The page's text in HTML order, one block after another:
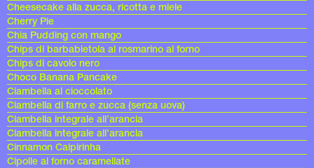
Cheesecake alla zucca, ricotta e miele
Cherry Pie
Chia Pudding con mango
Chips di barbabietola al rosmarino al forno
Chips di cavolo nero
Choco Banana Pancake
Ciambella al cioccolato
Ciambella di farro e zucca (senza uova)
Ciambella integrale all’arancia
Ciambella integrale all’arancia
Cinnamon Caipirinha
Cipolle al forno caramellate